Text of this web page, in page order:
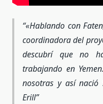
«Hablando con
coordinadora del
descubrí que no
trabajando en
nosotras y así nació
Erill